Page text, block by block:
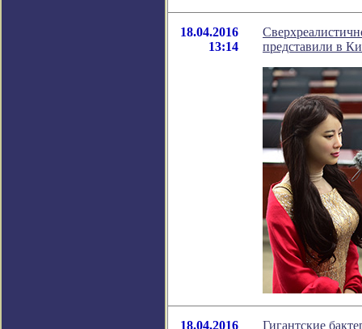
18.04.2016
13:14
представили в
18.04.2016
Гигантские